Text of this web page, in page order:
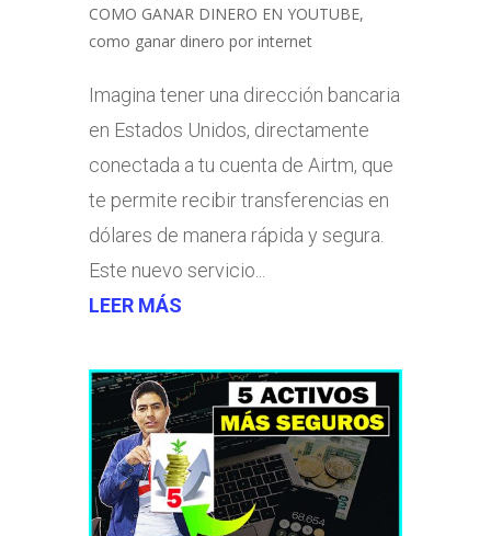
COMO GANAR DINERO EN YOUTUBE,
como ganar dinero por internet
Imagina tener una dirección bancaria
en Estados Unidos, directamente
conectada a tu cuenta de Airtm, que
te permite recibir transferencias en
dólares de manera rápida y segura.
Este nuevo servicio...
LEER MÁS